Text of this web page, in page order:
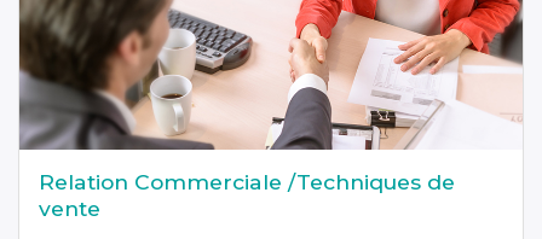
Relation Commerciale /Techniques de
vente